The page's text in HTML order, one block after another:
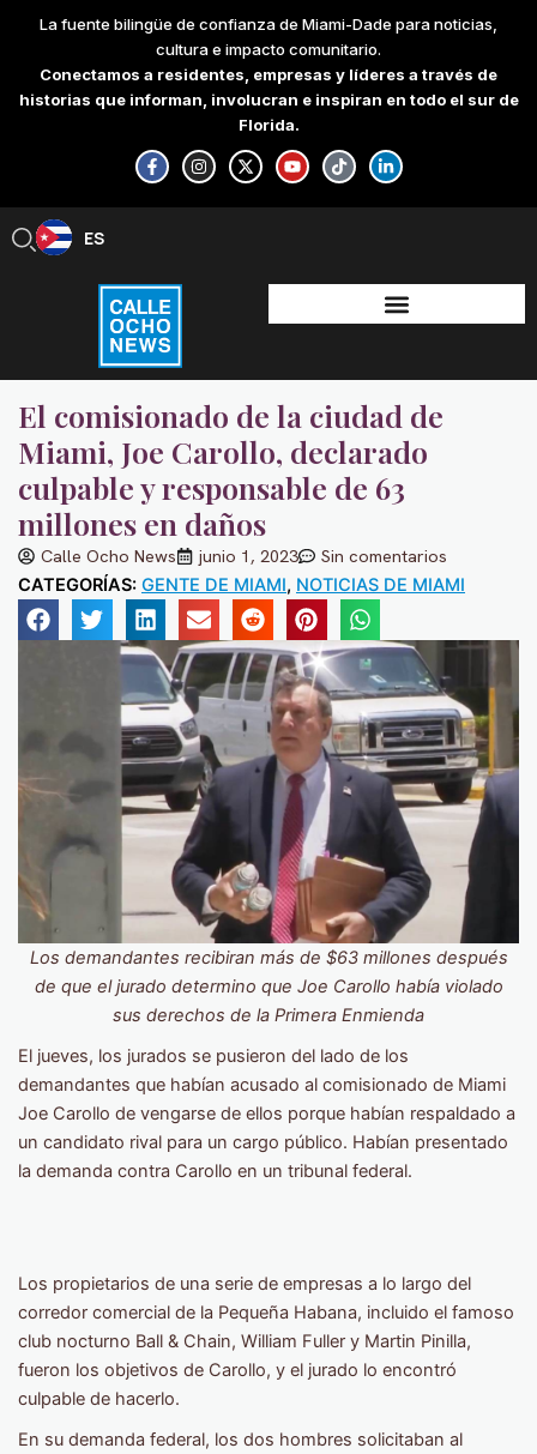
content
La fuente bilingüe de confianza de Miami-Dade para noticias,
cultura e impacto comunitario.
Conectamos a residentes, empresas y líderes a través de
historias que informan, involucran e inspiran en todo el sur de
Florida.
F
a
c
e
-
f
I
n
s
t
X
-
t
w
Y
o
u
t
T
i
k
t
L
i
n
k
-
i
n
ES
EN
El comisionado de la ciudad de
Miami, Joe Carollo, declarado
culpable y responsable de 63
millones en daños
Calle Ocho News junio 1, 2023 Sin comentarios
CATEGORÍAS: GENTE DE MIAMI, NOTICIAS DE MIAMI
Los demandantes recibiran más de $63 millones después
de que el jurado determino que Joe Carollo había violado
sus derechos de la Primera Enmienda
El jueves, los jurados se pusieron del lado de los
demandantes que habían acusado al comisionado de Miami
Joe Carollo de vengarse de ellos porque habían respaldado a
un candidato rival para un cargo público. Habían presentado
la demanda contra Carollo en un tribunal federal.
Los propietarios de una serie de empresas a lo largo del
corredor comercial de la Pequeña Habana, incluido el famoso
club nocturno Ball & Chain, William Fuller y Martin Pinilla,
fueron los objetivos de Carollo, y el jurado lo encontró
culpable de hacerlo.
En su demanda federal, los dos hombres solicitaban al